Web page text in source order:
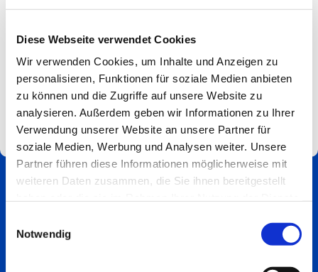
Diese Webseite verwendet Cookies
Wir verwenden Cookies, um Inhalte und Anzeigen zu
personalisieren, Funktionen für soziale Medien anbieten
zu können und die Zugriffe auf unsere Website zu
analysieren. Außerdem geben wir Informationen zu Ihrer
Verwendung unserer Website an unsere Partner für
soziale Medien, Werbung und Analysen weiter. Unsere
Partner führen diese Informationen möglicherweise mit
weiteren Daten zusammen, die Sie ihnen bereitgestellt
Notwendig
hier*
Spendenkonto
Impressum